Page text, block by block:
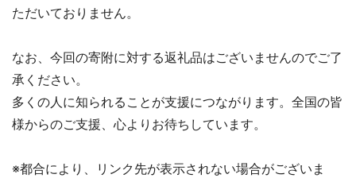
ただいておりません。
なお、今回の寄附に対する返礼品はございませんのでご了
承ください。
多くの人に知られることが支援につながります。全国の皆
様からのご支援、心よりお待ちしています。
※都合により、リンク先が表示されない場合がございま